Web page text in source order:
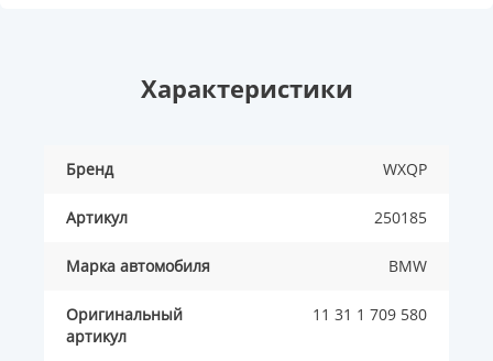
Характеристики
Бренд WXQP
Артикул 250185
Марка автомобиля BMW
Оригинальный
артикул
11 31 1 709 580